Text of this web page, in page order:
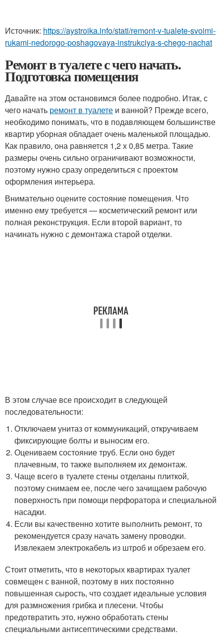
Источник: https://aystroika.info/stati/remont-v-tualete-svoimi-
rukami-nedorogo-poshagovaya-instrukciya-s-chego-nachat
Ремонт в туалете с чего начать.
Подготовка помещения
Давайте на этом остановимся более подробно. Итак, с
чего начать ремонт в туалете и ванной? Прежде всего,
необходимо понимать, что в подавляющем большинстве
квартир уборная обладает очень маленькой площадью.
Как правило, она равняется 1,2 х 0,85 метра. Такие
размеры очень сильно ограничивают возможности,
поэтому нужно сразу определиться с проектом
оформления интерьера.
Внимательно оцените состояние помещения. Что
именно ему требуется — косметический ремонт или
полная реконструкция. Если второй вариант, то
начинать нужно с демонтажа старой отделки.
В этом случае все происходит в следующей
последовательности:
Отключаем унитаз от коммуникаций, откручиваем
фиксирующие болты и выносим его.
Оцениваем состояние труб. Если оно будет
плачевным, то также выполняем их демонтаж.
Чаще всего в туалете стены отделаны плиткой,
поэтому снимаем ее, после чего зачищаем рабочую
поверхность при помощи перфоратора и специальной
насадки.
Если вы качественно хотите выполнить ремонт, то
рекомендуется сразу начать замену проводки.
Извлекаем электрокабель из штроб и обрезаем его.
Стоит отметить, что в некоторых квартирах туалет
совмещен с ванной, поэтому в них постоянно
повышенная сырость, что создает идеальные условия
для размножения грибка и плесени. Чтобы
предотвратить это, нужно обработать стены
специальными антисептическими средствами.